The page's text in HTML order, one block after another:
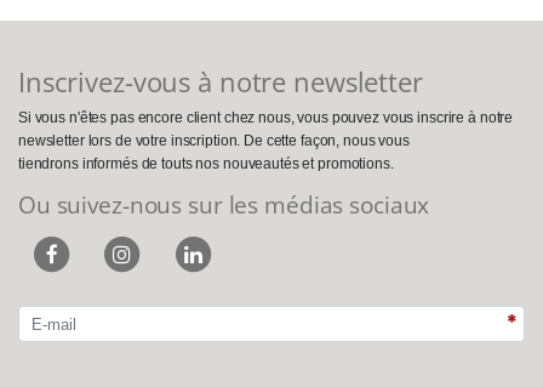
Inscrivez-vous à notre newsletter
Si vous n'êtes pas encore client chez nous, vous pouvez vous inscrire à notre
newsletter lors de votre inscription. De cette façon, nous vous
tiendrons informés de touts nos nouveautés et promotions.
Ou suivez-nous sur les médias sociaux